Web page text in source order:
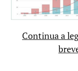
Continua a